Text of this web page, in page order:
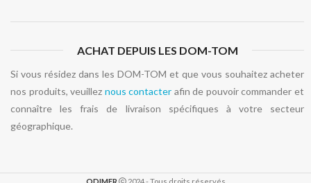
ACHAT DEPUIS LES DOM-TOM
Si vous résidez dans les DOM-TOM et que vous souhaitez acheter
nos produits, veuillez nous contacter afin de pouvoir commander et
connaître les frais de livraison spécifiques à votre secteur
géographique.